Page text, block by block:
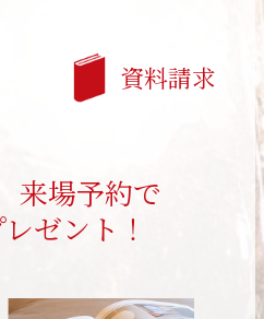
資料請求
来場予約で
ゼント！